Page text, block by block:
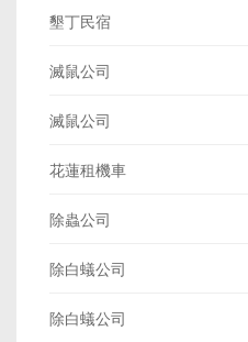
墾丁民宿
滅鼠公司
滅鼠公司
花蓮租機車
除蟲公司
除白蟻公司
除白蟻公司